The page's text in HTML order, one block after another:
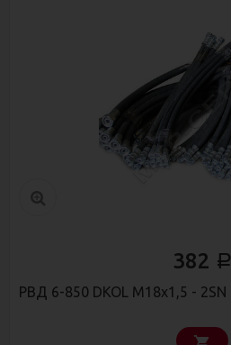
382 Р
РВД 6-850 DKOL М18x1,5 - 2SN